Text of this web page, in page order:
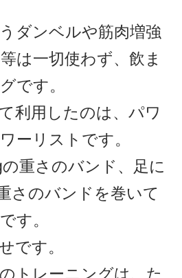
ダンベルや筋肉増強
は一切使わず、飲ま
です。
利用したのは、パワ
ーリストです。
重さのバンド、足に
さのバンドを巻いて
す。
です。
トレーニングは、た